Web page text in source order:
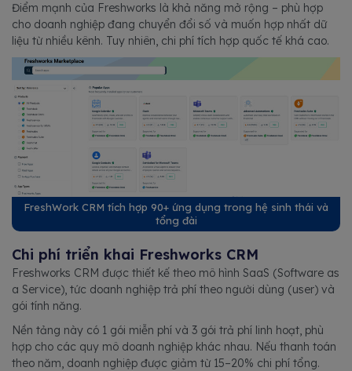
Điểm mạnh của Freshworks là khả năng mở rộng – phù hợp
cho doanh nghiệp đang chuyển đổi số và muốn hợp nhất dữ
liệu từ nhiều kênh. Tuy nhiên, chi phí tích hợp quốc tế khá cao.
FreshWork CRM tích hợp 90+ ứng dụng trong hệ sinh thái và
tổng đài
Chi phí triển khai Freshworks CRM
Freshworks CRM được thiết kế theo mô hình SaaS (Software as
a Service), tức doanh nghiệp trả phí theo người dùng (user) và
gói tính năng.
Nền tảng này có 1 gói miễn phí và 3 gói trả phí linh hoạt, phù
hợp cho các quy mô doanh nghiệp khác nhau. Nếu thanh toán
theo năm, doanh nghiệp được giảm từ 15–20% chi phí tổng.